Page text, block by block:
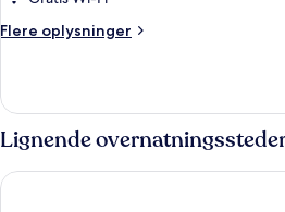
Flere oplysninger
Flere
værelse
Lignende
Mercure Hotel & Residenz